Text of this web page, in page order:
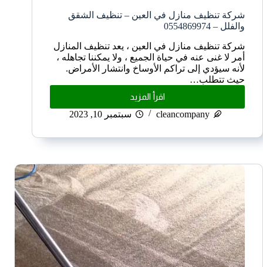
شركة تنظيف منازل في العين – تنظيف الشقق
والفلل – 0554869974
شركة تنظيف منازل في العين ، يعد تنظيف المنازل
أمر لا غنى عنه في حياة الجميع ، ولا يمكننا تجاهله ،
لأنه سيؤدي إلى تراكم الأوساخ وانتشار الأمراض.
حيث تتطلب…
اقرأ المزيد
cleancompany
سبتمبر 10, 2023